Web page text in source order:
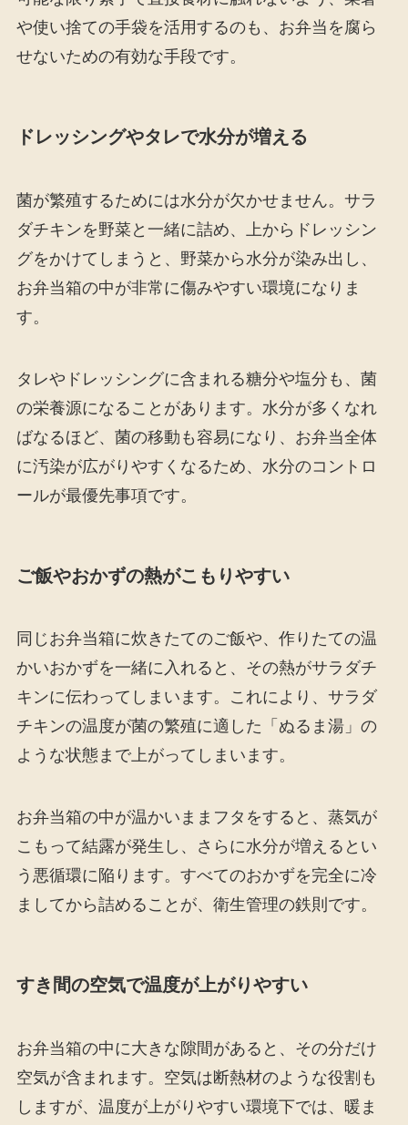
や使い捨ての手袋を活用するのも、お弁当を腐ら
せないための有効な手段です。
ドレッシングやタレで水分が増える
菌が繁殖するためには水分が欠かせません。サラ
ダチキンを野菜と一緒に詰め、上からドレッシン
グをかけてしまうと、野菜から水分が染み出し、
お弁当箱の中が非常に傷みやすい環境になりま
す。
タレやドレッシングに含まれる糖分や塩分も、菌
の栄養源になることがあります。水分が多くなれ
ばなるほど、菌の移動も容易になり、お弁当全体
に汚染が広がりやすくなるため、水分のコントロ
ールが最優先事項です。
ご飯やおかずの熱がこもりやすい
同じお弁当箱に炊きたてのご飯や、作りたての温
かいおかずを一緒に入れると、その熱がサラダチ
キンに伝わってしまいます。これにより、サラダ
チキンの温度が菌の繁殖に適した「ぬるま湯」の
ような状態まで上がってしまいます。
お弁当箱の中が温かいままフタをすると、蒸気が
こもって結露が発生し、さらに水分が増えるとい
う悪循環に陥ります。すべてのおかずを完全に冷
ましてから詰めることが、衛生管理の鉄則です。
すき間の空気で温度が上がりやすい
お弁当箱の中に大きな隙間があると、その分だけ
空気が含まれます。空気は断熱材のような役割も
しますが、温度が上がりやすい環境下では、暖ま